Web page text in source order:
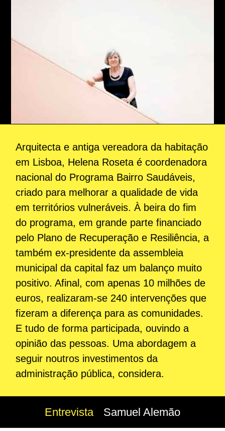
Arquitecta e antiga vereadora da habitação
em Lisboa, Helena Roseta é coordenadora
nacional do Programa Bairro Saudáveis,
criado para melhorar a qualidade de vida
em territórios vulneráveis. À beira do fim
do programa, em grande parte financiado
pelo Plano de Recuperação e Resiliência, a
também ex-presidente da assembleia
municipal da capital faz um balanço muito
positivo. Afinal, com apenas 10 milhões de
euros, realizaram-se 240 intervenções que
fizeram a diferença para as comunidades.
E tudo de forma participada, ouvindo a
opinião das pessoas. Uma abordagem a
seguir noutros investimentos da
administração pública, considera.
Entrevista Samuel Alemão